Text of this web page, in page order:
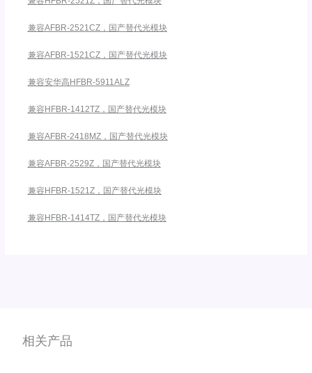
兼容AFBR-2521CZ，国产替代光模块
兼容AFBR-1521CZ，国产替代光模块
兼容安华高HFBR-5911ALZ
兼容HFBR-1412TZ，国产替代光模块
兼容AFBR-2418MZ，国产替代光模块
兼容AFBR-2529Z，国产替代光模块
兼容HFBR-1521Z，国产替代光模块
兼容HFBR-1414TZ，国产替代光模块
相关产品